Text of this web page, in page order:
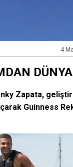
4
Zapata,
Guinness